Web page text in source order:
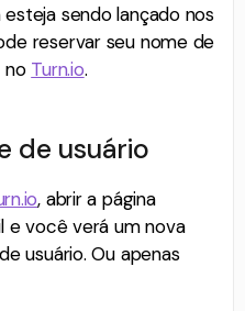
sendo lançado nos
reservar seu nome de
no Turn.io.
de usuário
, abrir a página
e você verá um nova
usuário. Ou apenas